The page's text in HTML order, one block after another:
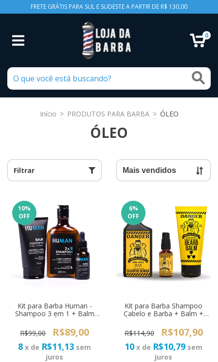
FRETE GRÁTIS PARA SUL E SUDESTE A PARTIR DE R$ 130,00
0
Início > PRODUTOS PARA BARBA > ÓLEO
ÓLEO
Filtrar
10%
OFF
Kit para Barba Human -
Shampoo 3 em 1 + Balm
30ml
R$99,00 R$89,00
8 x de R$11,13 sem
juros
6%
OFF
Kit para Barba Shampoo
Cabelo e Barba + Balm +
R$114,90
R$107,90
10 x de R$10,79 sem
juros